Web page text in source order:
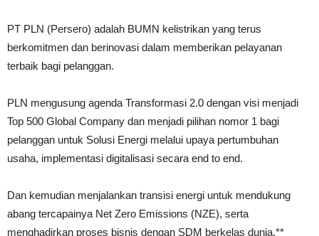
PT PLN (Persero) adalah BUMN kelistrikan yang terus
berkomitmen dan berinovasi dalam memberikan pelayanan
terbaik bagi pelanggan.
PLN mengusung agenda Transformasi 2.0 dengan visi menjadi
Top 500 Global Company dan menjadi pilihan nomor 1 bagi
pelanggan untuk Solusi Energi melalui upaya pertumbuhan
usaha, implementasi digitalisasi secara end to end.
Dan kemudian menjalankan transisi energi untuk mendukung
abang tercapainya Net Zero Emissions (NZE), serta
menghadirkan proses bisnis dengan SDM berkelas dunia.**